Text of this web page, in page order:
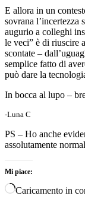
E allora in un
sovrana
augurio a colleghi
le veci” è di riuscire
scontate –
semplice fatto di
può dare la
In bocca al lupo –
-Luna C
PS – Ho anche
assolutamente
Mi piace:
Caricamento in